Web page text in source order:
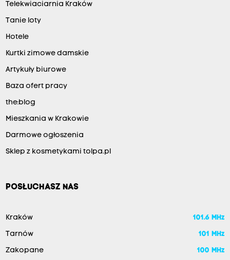
Telekwiaciarnia Kraków
Tanie loty
Hotele
Kurtki zimowe damskie
Artykuły biurowe
Baza ofert pracy
the:blog
Mieszkania w Krakowie
Darmowe ogłoszenia
Sklep z kosmetykami tolpa.pl
POSŁUCHASZ NAS
Kraków 101.6 MHz
Tarnów 101 MHz
Zakopane 100 MHz